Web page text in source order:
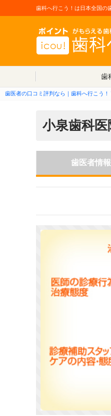
歯科へ行こう！は日本全国の
歯
歯医者の口コミ評判なら｜歯科へ行こう！
小泉歯科医
歯医者情報